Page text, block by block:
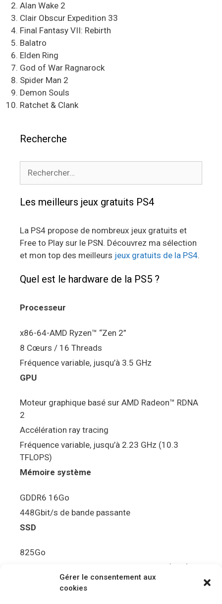
Gérer le consentement aux
cookies
Alan Wake 2
Clair Obscur Expedition 33
Final Fantasy VII: Rebirth
Balatro
Elden Ring
God of War Ragnarock
Spider Man 2
Demon Souls
Ratchet & Clank
Recherche
Les meilleurs jeux gratuits PS4
La PS4 propose de nombreux jeux gratuits et
Free to Play sur le PSN. Découvrez ma sélection
et mon top des meilleurs jeux gratuits de la PS4.
Quel est le hardware de la PS5 ?
Processeur
x86-64-AMD Ryzen™ “Zen 2”
8 Cœurs / 16 Threads
Fréquence variable, jusqu’à 3.5 GHz
GPU
Moteur graphique basé sur AMD Radeon™ RDNA
2
Accélération ray tracing
Fréquence variable, jusqu’à 2.23 GHz (10.3
TFLOPS)
Mémoire système
GDDR6 16Go
448Gbit/s de bande passante
SSD
825Go
5.5Gbit/s de bande passante en lecture (Brut)
Disque de jeu PS5